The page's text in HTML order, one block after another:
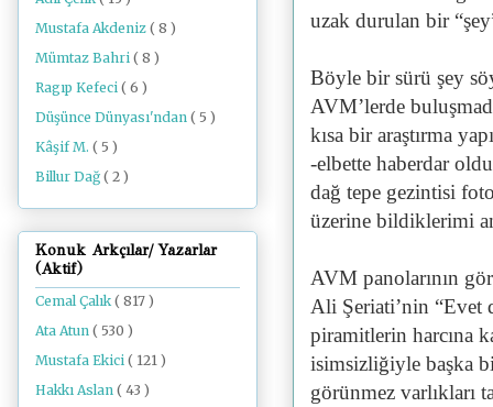
uzak durulan bir
Böyle bir sürü şey
AVM’lerde
kısa bir araştırma
-elbette haberdar
dağ tepe gezintisi
üzerine bildiklerimi
AVM panolarının
Ali Şeriati’nin “Evet
piramitlerin harcına
isimsizliğiyle başka
görünmez varlıkları
Mustafa Akdeniz ( 8 )
Mümtaz Bahri ( 8 )
Ragıp Kefeci ( 6 )
Düşünce Dünyası'ndan ( 5 )
Kâşif M. ( 5 )
Billur Dağ ( 2 )
Konuk Arkçılar/ Yazarlar
(Aktif)
Cemal Çalık( 817 )
Ata Atun ( 530 )
Mustafa Ekici ( 121 )
Hakkı Aslan ( 43 )